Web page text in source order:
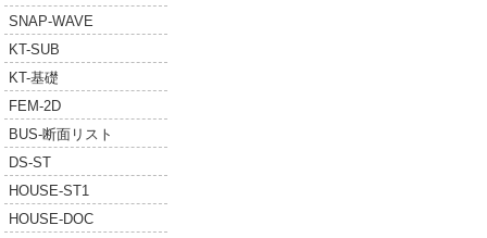
SNAP-WAVE
KT-SUB
KT-基礎
FEM-2D
BUS-断面リスト
DS-ST
HOUSE-ST1
HOUSE-DOC